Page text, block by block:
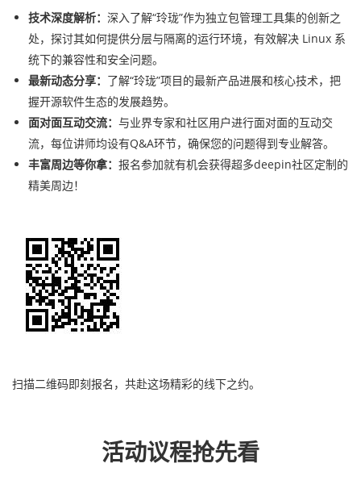
技术深度解析： 深入了解“玲珑”作为独立包管理工具集的创新之
处，探讨其如何提供分层与隔离的运行环境，有效解决 Linux 系
统下的兼容性和安全问题。
最新动态分享： 了解“玲珑”项目的最新产品进展和核心技术，把
握开源软件生态的发展趋势。
面对面互动交流： 与业界专家和社区用户进行面对面的互动交
流，每位讲师均设有Q&A环节，确保您的问题得到专业解答。
丰富周边等你拿： 报名参加就有机会获得超多deepin社区定制的
精美周边！
扫描二维码即刻报名，共赴这场精彩的线下之约。
活动议程抢先看